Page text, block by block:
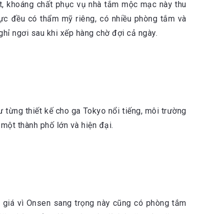
chất phục vụ nhà tắm mộc mạc này thu
đều có thẩm mỹ riêng, có nhiều phòng tắm và
ngơi sau khi xếp hàng chờ đợi cả ngày.
từng thiết kế cho ga Tokyo nổi tiếng, môi trường
thành phố lớn và hiện đại.
vì Onsen sang trọng này cũng có phòng tắm